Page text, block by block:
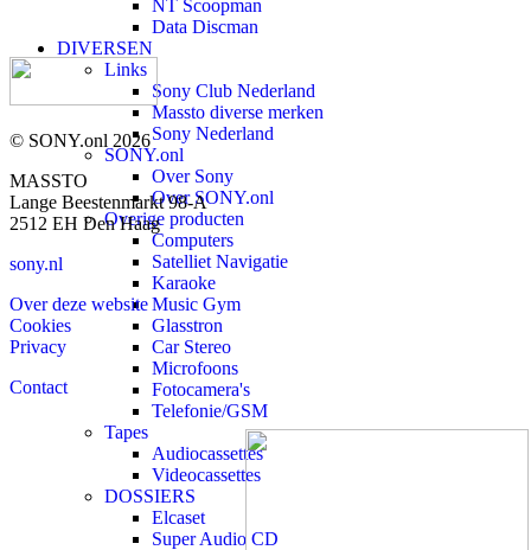
© SONY.onl 2026
MASSTO
Lange Beestenmarkt 98-A
2512 EH Den Haag
sony.nl
Over deze website
Cookies
Privacy
Contact
NT Scoopman
Data Discman
DIVERSEN
Links
Sony Club Nederland
Massto diverse merken
Sony Nederland
SONY.onl
Over Sony
Over SONY.onl
Overige producten
Computers
Satelliet Navigatie
Karaoke
Music Gym
Glasstron
Car Stereo
Microfoons
Fotocamera's
Telefonie/GSM
Tapes
Audiocassettes
Videocassettes
DOSSIERS
Elcaset
Super Audio CD